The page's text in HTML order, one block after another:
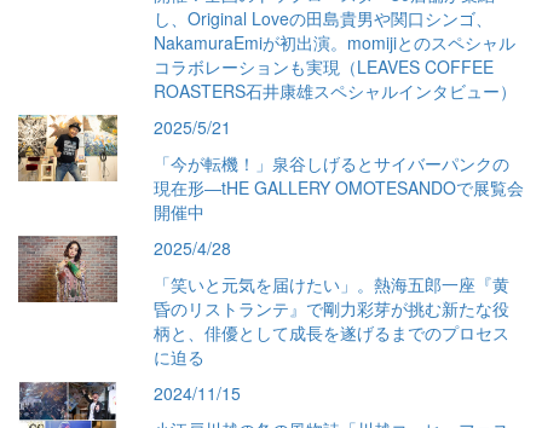
し、Original Loveの田島貴男や関口シンゴ、
NakamuraEmiが初出演。momijiとのスペシャル
コラボレーションも実現（LEAVES COFFEE
ROASTERS石井康雄スペシャルインタビュー）
2025/5/21
「今が転機！」泉谷しげるとサイバーパンクの
現在形―tHE GALLERY OMOTESANDOで展覧会
開催中
2025/4/28
「笑いと元気を届けたい」。熱海五郎一座『黄
昏のリストランテ』で剛力彩芽が挑む新たな役
柄と、俳優として成長を遂げるまでのプロセス
に迫る
2024/11/15